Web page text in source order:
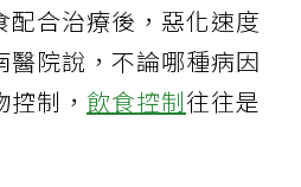
配合治療後，惡化速度
醫院說，不論哪種病因
控制， 飲食控制往往是